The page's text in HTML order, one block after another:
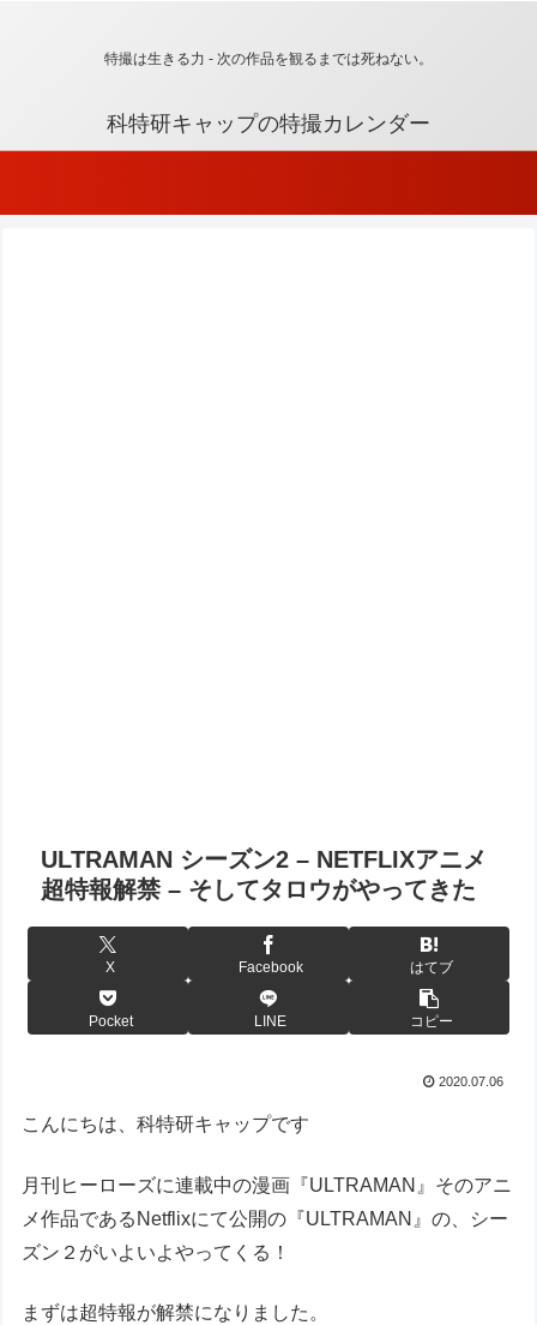
特撮は生きる力 - 次の作品を観るまでは死ねない。
科特研キャップの特撮カレンダー
ULTRAMAN シーズン2 – NETFLIXアニメ
超特報解禁 – そしてタロウがやってきた
X Facebook はてブ
Pocket LINE コピー
2020.07.06
こんにちは、科特研キャップです
月刊ヒーローズに連載中の漫画『ULTRAMAN』そのアニ
メ作品であるNetflixにて公開の『ULTRAMAN』の、シー
ズン２がいよいよやってくる！
まずは超特報が解禁になりました。